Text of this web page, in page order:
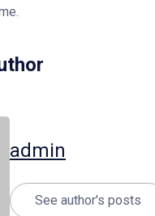
admin
See author's posts